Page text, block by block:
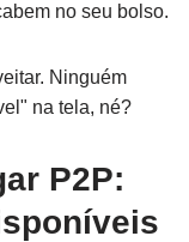
no seu bolso.
Ninguém
na tela, né?
P2P: